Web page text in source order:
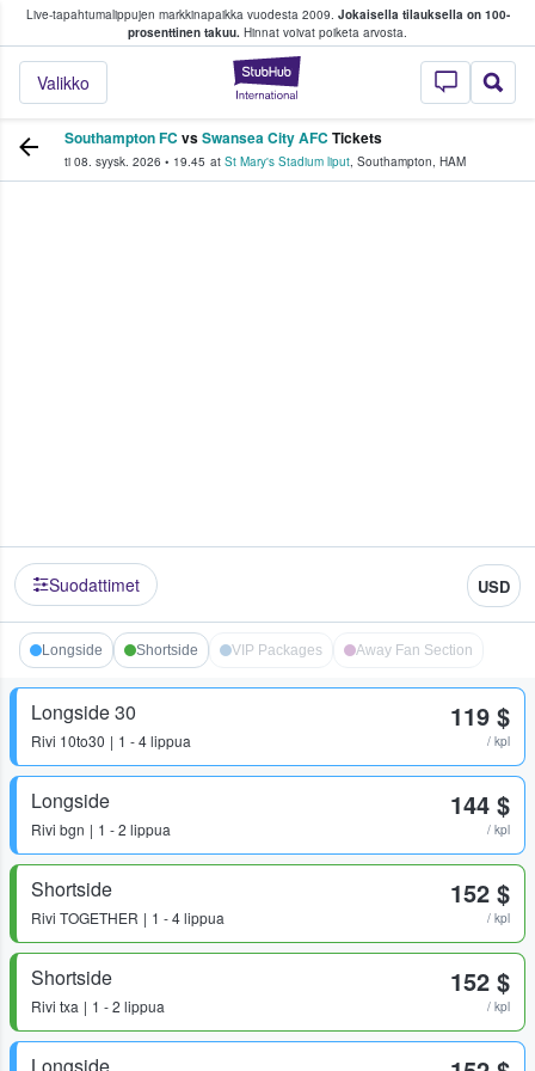
Live-tapahtumalippujen markkinapaikka vuodesta 2009. Jokaisella tilauksella on 100-
prosenttinen takuu. Hinnat voivat poiketa arvosta.
StubHub -
Valikko
fanit ostavat ja myyvät lippuja
Southampton FC vsSwansea City AFC Tickets
ti 08. syysk. 2026 • 19.45 at St Mary's Stadium liput, Southampton, HAM
Suodattimet USD
Longside Shortside VIP Packages Away Fan Section
Longside 30
Rivi 10to30 1 - 4 lippua
119 $
/ kpl
Longside
Rivi bgn 1 - 2 lippua
144 $
/ kpl
Shortside
Rivi TOGETHER 1 - 4 lippua
152 $
/ kpl
Shortside
Rivi txa 1 - 2 lippua
152 $
/ kpl